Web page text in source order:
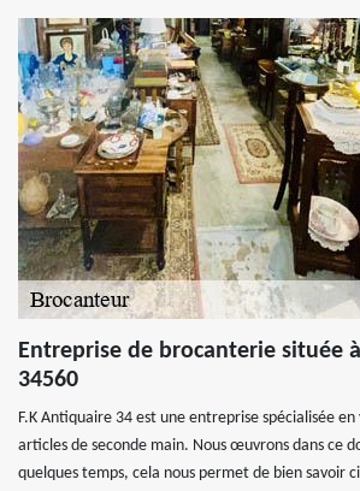
Entreprise de brocanterie située
34560
F.K Antiquaire 34 est une entreprise spécialisée
articles de seconde main. Nous œuvrons dans ce
quelques temps, cela nous permet de bien savoir